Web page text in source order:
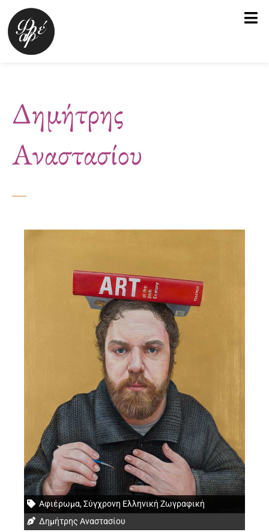
Μετάβαση
στο
περιεχόμενο
Δημήτρης
Αναστασίου
Αφιέρωμα,Σύγχρονη Ελληνική Ζωγραφική
Δημήτρης Αναστασίου